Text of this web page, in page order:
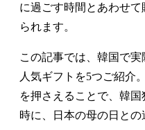
に過ごす時間とあわせ
られます。
この記事では、韓国で
人気ギフトを5つご紹介
を押さえることで、韓
時に、日本の母の日との